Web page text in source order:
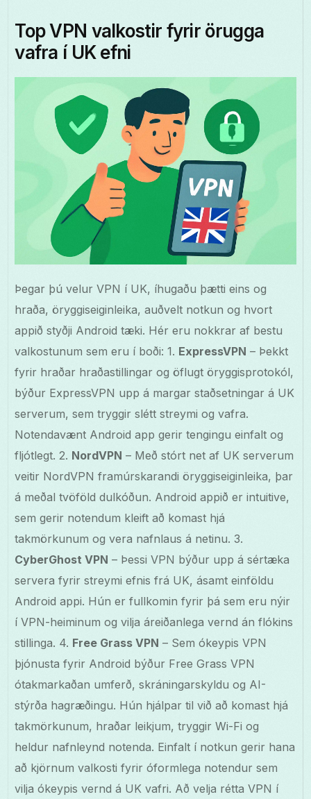
Top VPN valkostir fyrir örugga
vafra í UK efni
Þegar þú velur VPN í UK, íhugaðu þætti eins og
hraða, öryggiseiginleika, auðvelt notkun og hvort
appið styðji Android tæki. Hér eru nokkrar af bestu
valkostunum sem eru í boði: 1. ExpressVPN – Þekkt
fyrir hraðar hraðastillingar og öflugt öryggisprotokól,
býður ExpressVPN upp á margar staðsetningar á UK
serverum, sem tryggir slétt streymi og vafra.
Notendavænt Android app gerir tengingu einfalt og
fljótlegt. 2. NordVPN – Með stórt net af UK serverum
veitir NordVPN framúrskarandi öryggiseiginleika, þar
á meðal tvöföld dulkóðun. Android appið er intuitive,
sem gerir notendum kleift að komast hjá
takmörkunum og vera nafnlaus á netinu. 3.
CyberGhost VPN – Þessi VPN býður upp á sértæka
servera fyrir streymi efnis frá UK, ásamt einföldu
Android appi. Hún er fullkomin fyrir þá sem eru nýir
í VPN-heiminum og vilja áreiðanlega vernd án flókins
stillinga. 4. Free Grass VPN – Sem ókeypis VPN
þjónusta fyrir Android býður Free Grass VPN
ótakmarkaðan umferð, skráningarskyldu og AI-
stýrða hagræðingu. Hún hjálpar til við að komast hjá
takmörkunum, hraðar leikjum, tryggir Wi-Fi og
heldur nafnleynd notenda. Einfalt í notkun gerir hana
að kjörnum valkosti fyrir óformlega notendur sem
vilja ókeypis vernd á UK vafri. Að velja rétta VPN í